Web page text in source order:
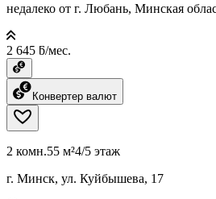
недалеко от г. Любань, Минская
2 645 ƃ/мес.
Конвертер валют
2 комн.55 м²4/5 этаж
г. Минск, ул. Куйбышева, 17